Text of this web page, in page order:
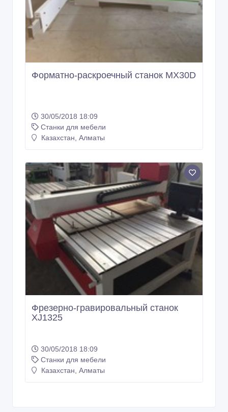
Форматно-раскроечный станок MX30D
30/05/2018 18:09
Станки для мебели
Казахстан, Алматы
Фрезерно-гравировальный станок
XJ1325
30/05/2018 18:09
Станки для мебели
Казахстан, Алматы